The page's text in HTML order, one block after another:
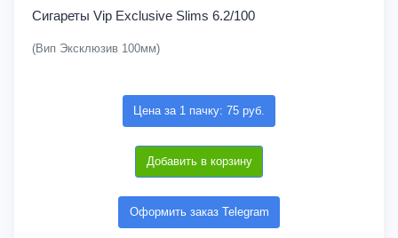
Сигареты Vip Exclusive Slims 6.2/100
(Вип Эксклюзив 100мм)
Цена за 1 пачку: 75 руб.
Добавить в корзину
Оформить заказ Telegram